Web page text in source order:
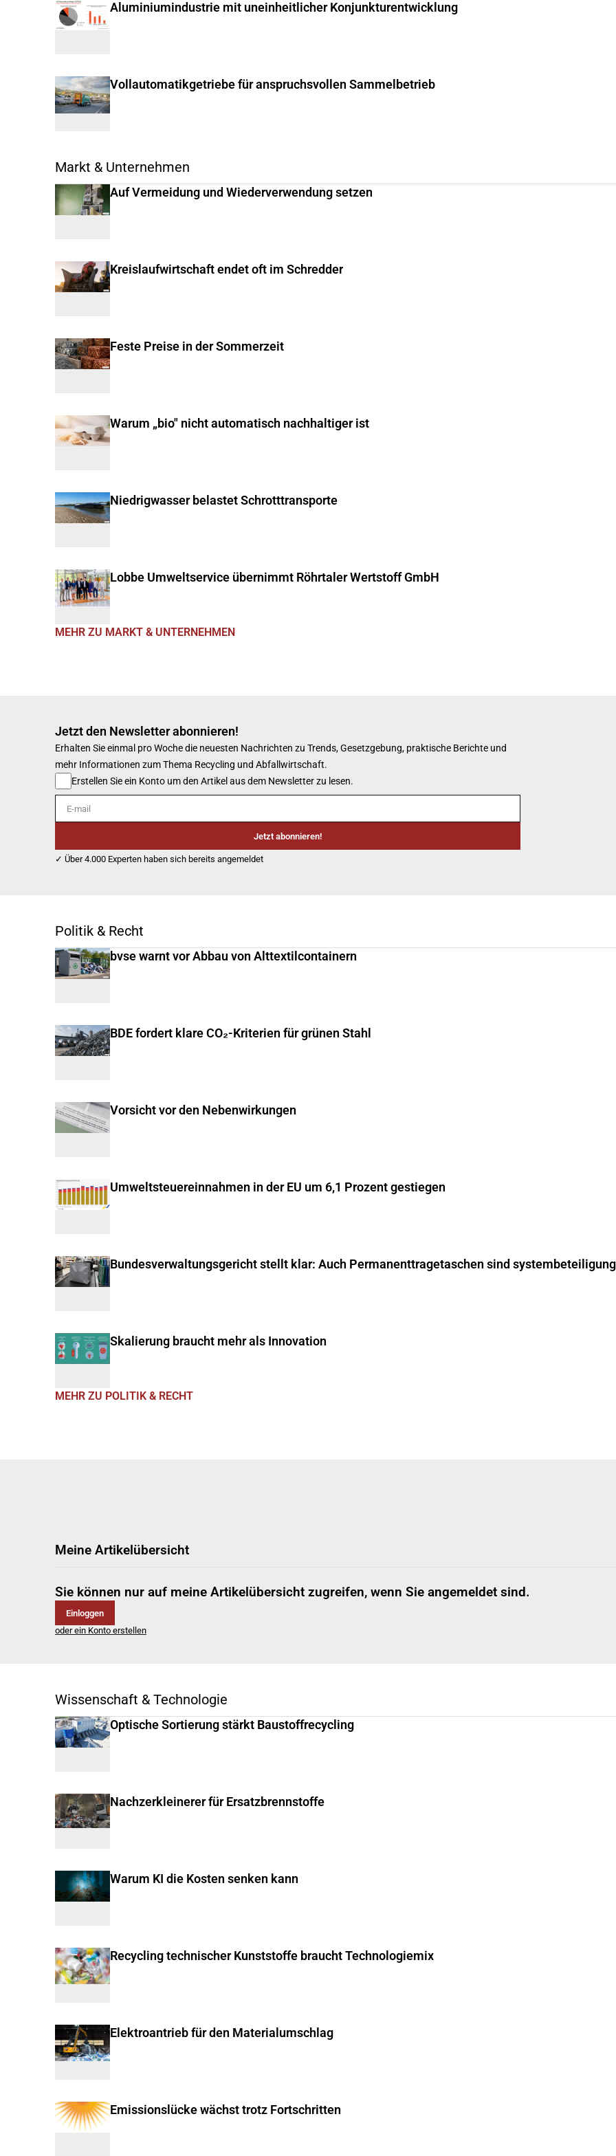
Aluminiumindustrie mit uneinheitlicher Konjunkturentwicklung
Vollautomatikgetriebe für anspruchsvollen Sammelbetrieb
Markt & Unternehmen
Auf Vermeidung und Wiederverwendung setzen
Kreislaufwirtschaft endet oft im Schredder
Feste Preise in der Sommerzeit
Warum „bio" nicht automatisch nachhaltiger ist
Niedrigwasser belastet Schrotttransporte
Lobbe Umweltservice übernimmt Röhrtaler Wertstoff GmbH
MEHR ZU MARKT & UNTERNEHMEN
Jetzt den Newsletter abonnieren!
Erhalten Sie einmal pro Woche die neuesten Nachrichten zu Trends, Gesetzgebung, praktische Berichte und
mehr Informationen zum Thema Recycling und Abfallwirtschaft.
Erstellen Sie ein Konto um den Artikel aus dem Newsletter zu lesen.
E-mail
Jetzt abonnieren!
✓ Über 4.000 Experten haben sich bereits angemeldet
Politik & Recht
bvse warnt vor Abbau von Alttextilcontainern
BDE fordert klare CO₂-Kriterien für grünen Stahl
Vorsicht vor den Nebenwirkungen
Umweltsteuereinnahmen in der EU um 6,1 Prozent gestiegen
Bundesverwaltungsgericht stellt klar: Auch Permanenttragetaschen sind
Skalierung braucht mehr als Innovation
MEHR ZU POLITIK & RECHT
Meine Artikelübersicht
Sie können nur auf meine Artikelübersicht zugreifen, wenn Sie angemeldet sind.
Einloggen
oder ein Konto erstellen
Wissenschaft & Technologie
Optische Sortierung stärkt Baustoffrecycling
Nachzerkleinerer für Ersatzbrennstoffe
Warum KI die Kosten senken kann
Recycling technischer Kunststoffe braucht Technologiemix
Elektroantrieb für den Materialumschlag
Emissionslücke wächst trotz Fortschritten